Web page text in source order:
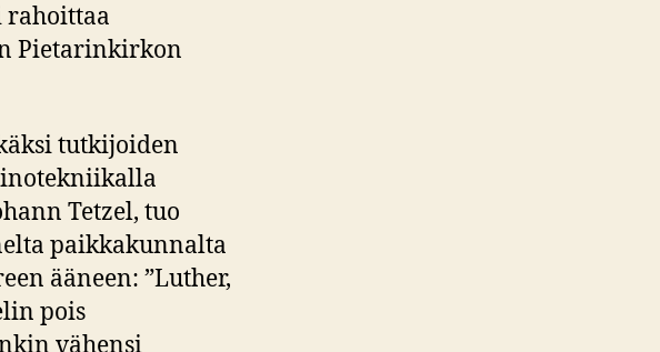
rahoittaa
Pietarinkirkon
tutkijoiden
Tetzel, tuo
paikkakunnalta
ääneen: ”Luther,
pois
vähensi